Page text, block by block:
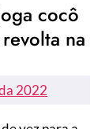
cocô
na
2022